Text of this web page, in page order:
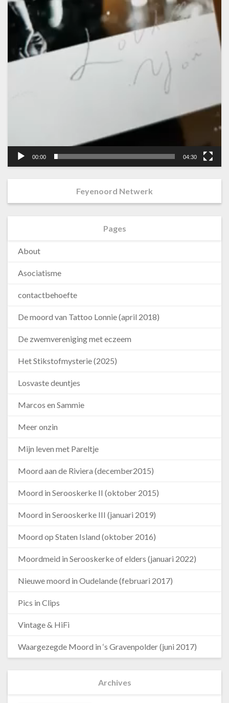
00:00 04:30
Feyenoord Netwerk
Pages
About
Asociatisme
contactbehoefte
De moord van Tattoo Lonnie (april 2018)
De zwemvereniging met eczeem
Het Stikstofmysterie (2025)
Losvaste deuntjes
Marcos en Sammie
Meer onzin
Mijn leven met Pareltje
Moord aan de Riviera (december2015)
Moord in Serooskerke II (oktober 2015)
Moord in Serooskerke III (januari 2019)
Moord op Staten Island (oktober 2016)
Moordmeid in Serooskerke of elders (januari 2022)
Nieuwe moord in Oudelande (februari 2017)
Pics in Clips
Vintage & HiFi
Waargezegde Moord in ‘s Gravenpolder (juni 2017)
Archives